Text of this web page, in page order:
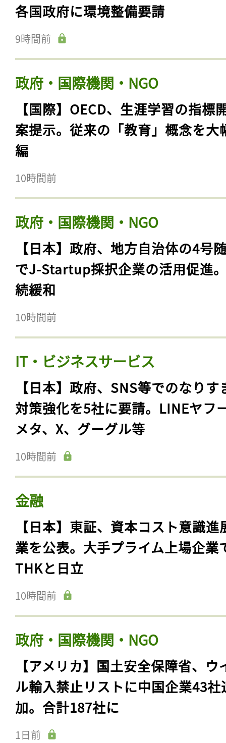
各国政府に環境整備要請
9時間前
政府・国際機関・NGO
【国際】OECD、生涯学習の指標
案提示。従来の「教育」概念を大
編
10時間前
政府・国際機関・NGO
【日本】政府、地方自治体の4号
でJ-Startup採択企業の活用促進
続緩和
10時間前
IT・ビジネスサービス
【日本】政府、SNS等でのなりす
対策強化を5社に要請。LINEヤフ
メタ、X、グーグル等
10時間前
金融
【日本】東証、資本コスト意識進
業を公表。大手プライム上場企業
THKと日立
10時間前
政府・国際機関・NGO
【アメリカ】国土安全保障省、ウ
ル輸入禁止リストに中国企業43社
加。合計187社に
1日前